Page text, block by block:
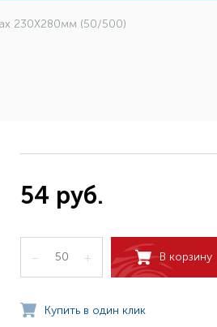
230Х280мм (50/500)
54 руб.
– + В корзину
Купить в один клик